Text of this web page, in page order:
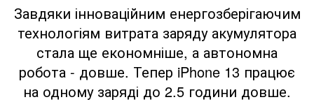
Завдяки інноваційним енергозберігаючим
технологіям витрата заряду акумулятора
стала ще економніше, а автономна
робота - довше. Тепер iPhone 13 працює
на одному заряді до 2.5 години довше.